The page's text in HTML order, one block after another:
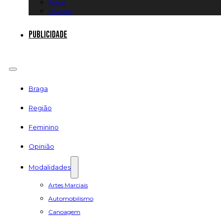
Futsal
Diversos
Publicidade
Braga
Região
Feminino
Opinião
Modalidades
Artes Marciais
Automobilismo
Canoagem